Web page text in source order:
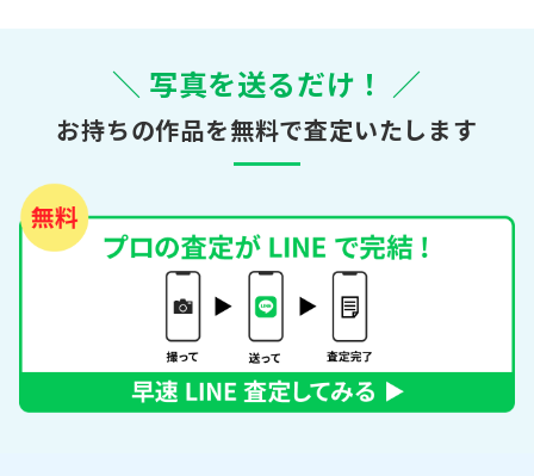
＼ 写真を送るだけ！ ／
お持ちの作品を無料で査定いたします